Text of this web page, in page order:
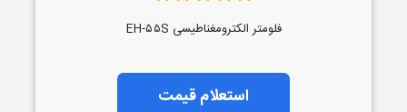
فلومتر الکترومغناطیسی EH-۵۵S
استعلام قیمت